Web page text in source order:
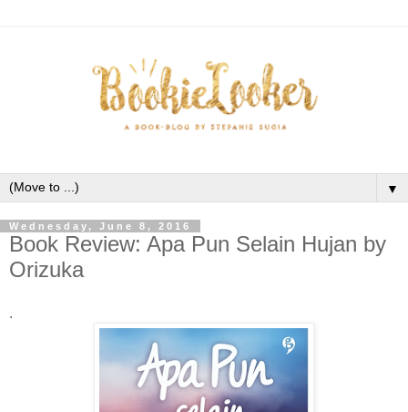
▼
Wednesday, June 8, 2016
Book Review: Apa Pun Selain Hujan by
Orizuka
.